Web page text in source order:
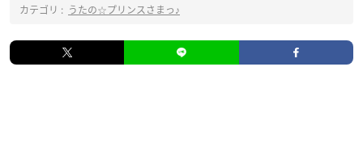
カテゴリ : うたの☆プリンスさまっ♪